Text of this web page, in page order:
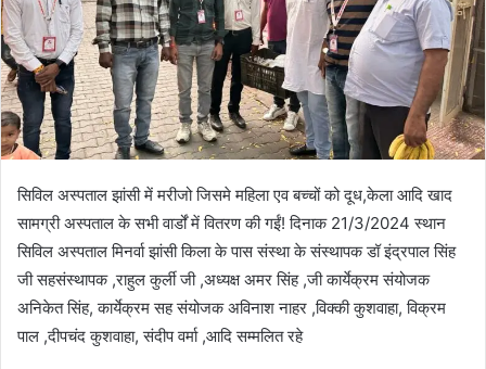
सिविल अस्पताल झांसी में मरीजो जिसमे महिला एव बच्चों को दूध,केला आदि खाद
सामग्री अस्पताल के सभी वार्डों में वितरण की गईं! दिनाक 21/3/2024 स्थान
सिविल अस्पताल मिनर्वा झांसी किला के पास संस्था के संस्थापक डॉ इंद्रपाल सिंह
जी सहसंस्थापक ,राहुल कुर्ली जी ,अध्यक्ष अमर सिंह ,जी कार्येक्रम संयोजक
अनिकेत सिंह, कार्येक्रम सह संयोजक अविनाश नाहर ,विक्की कुशवाहा, विक्रम
पाल ,दीपचंद कुशवाहा, संदीप वर्मा ,आदि सम्मलित रहे